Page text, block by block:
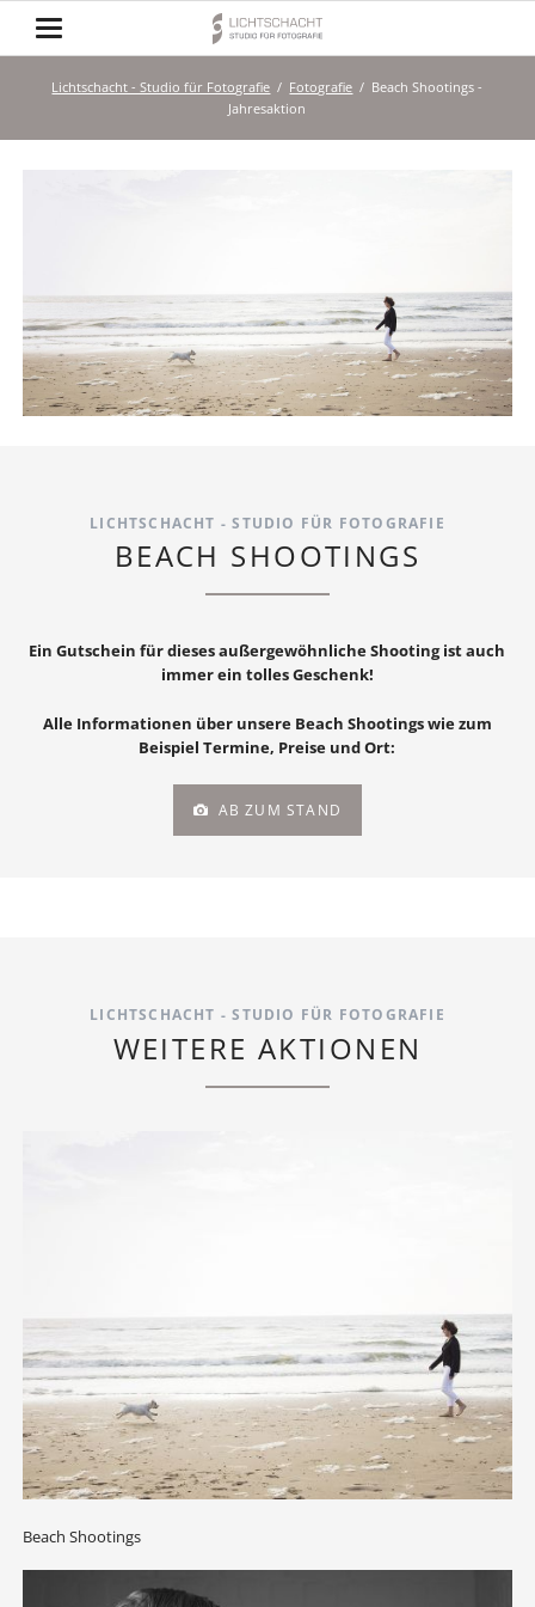
Lichtschacht - Studio für Fotografie Fotografie
Beach Shootings -
Jahresaktion
LICHTSCHACHT - STUDIO FÜR FOTOGRAFIE
BEACH SHOOTINGS
Ein Gutschein für dieses außergewöhnliche Shooting ist auch
immer ein tolles Geschenk!
Alle Informationen über unsere Beach Shootings wie zum
Beispiel Termine, Preise und Ort:
AB ZUM STAND
LICHTSCHACHT - STUDIO FÜR FOTOGRAFIE
WEITERE AKTIONEN
Beach Shootings